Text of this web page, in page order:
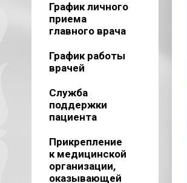
График личного
приема
главного врача
График работы
врачей
Служба
поддержки
пациента
Прикрепление
к медицинской
организации,
оказывающей